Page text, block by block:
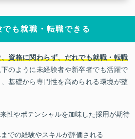
も就職・転職できる
資格に関わらず、だれでも就職・転職
のように未経験者や新卒者でも活躍で
基礎から専門性を高められる環境が整
性やポテンシャルを加味した採用が期待
での経験やスキルが評価される